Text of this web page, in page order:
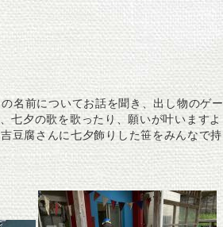
名前についてお話を聞き、出し物のゲー
七夕の歌を歌ったり、願いが叶いますよ
豆腐さんに七夕飾りした笹をみんなで持